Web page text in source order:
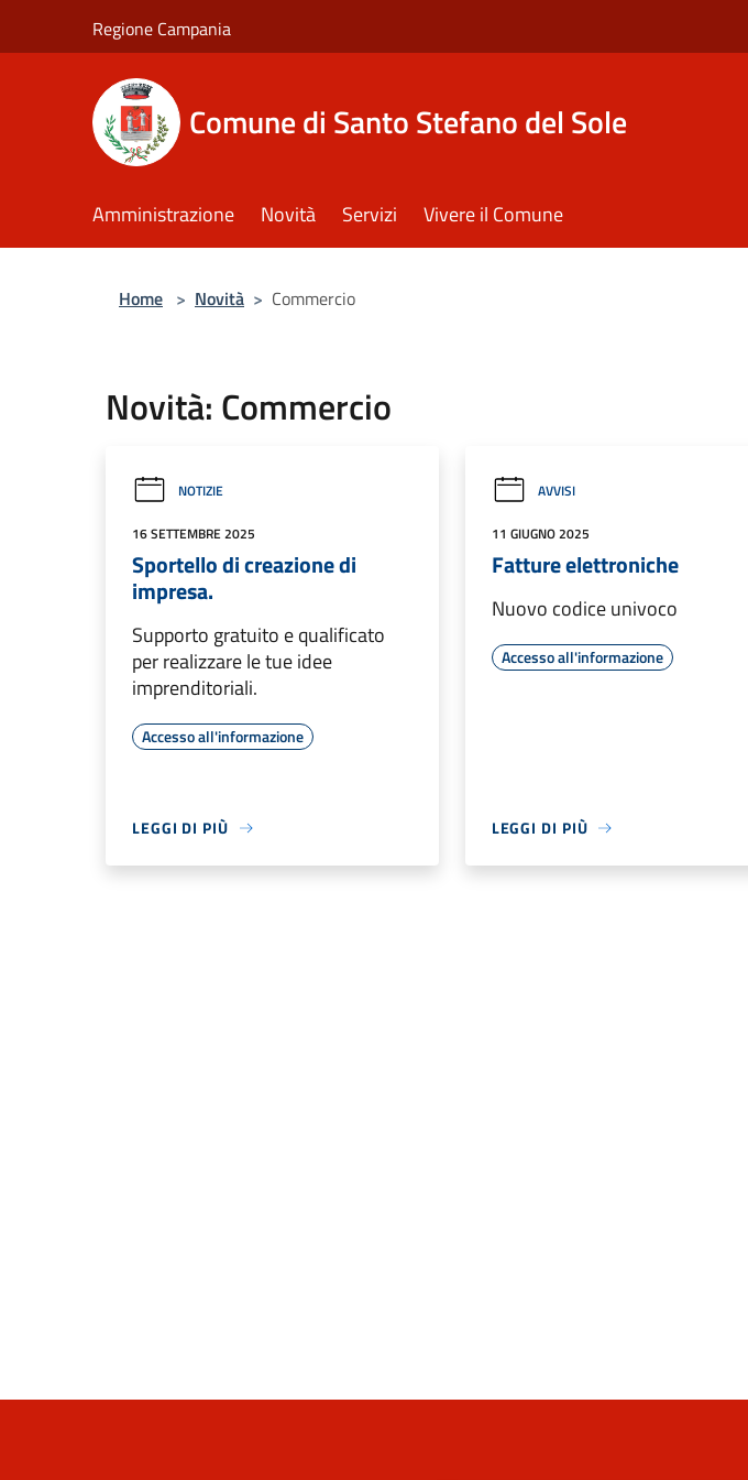
Regione Campania
Comune di Santo Stefano del Sole
Amministrazione Novità Servizi Vivere il Comune
Home > Novità > Commercio
Novità: Commercio
NOTIZIE
16 SETTEMBRE 2025
Sportello di creazione di
impresa.
Supporto gratuito e qualificato
per realizzare le tue idee
imprenditoriali.
Accesso all'informazione
LEGGI DI PIÙ
AVVISI
11 GIUGNO 2025
Fatture elettroniche
Nuovo codice univoco
Accesso all'informazione
LEGGI DI PIÙ